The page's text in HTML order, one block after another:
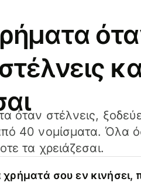
όταν στέλνεις,
40 νομίσματα. Όλα
τα χρειάζεσαι.
χρήματά σου εν